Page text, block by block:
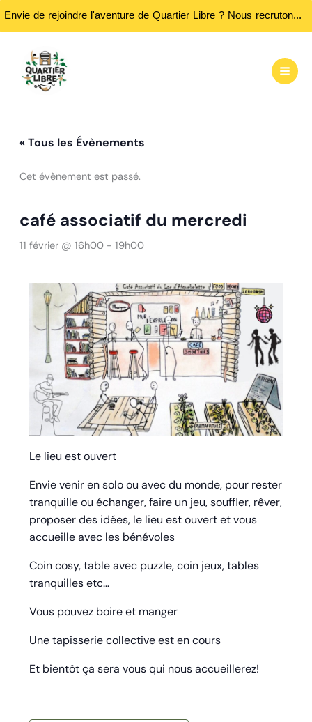
Envie de rejoindre l'aventure de Quartier Libre ? Nous recrutons des bénévoles ! Passez nous rencontrer aux heures d'ouvertures...
contenu
« Tous les Évènements
Cet évènement est passé.
café associatif du mercredi
11 février @ 16h00- 19h00
Le lieu est ouvert
Envie venir en solo ou avec du monde, pour rester
tranquille ou échanger, faire un jeu, souffler, rêver,
proposer des idées, le lieu est ouvert et vous
accueille avec les bénévoles
Coin cosy, table avec puzzle, coin jeux, tables
tranquilles etc…
Vous pouvez boire et manger
Une tapisserie collective est en cours
Et bientôt ça sera vous qui nous accueillerez!